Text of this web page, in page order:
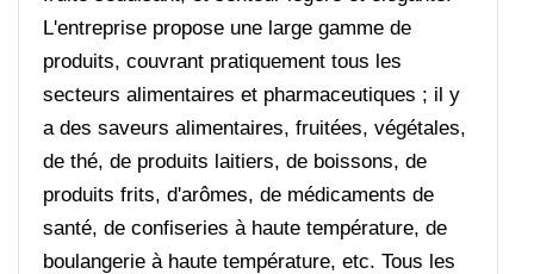
L'entreprise propose une large gamme de
produits, couvrant pratiquement tous les
secteurs alimentaires et pharmaceutiques ; il y
a des saveurs alimentaires, fruitées, végétales,
de thé, de produits laitiers, de boissons, de
produits frits, d'arômes, de médicaments de
santé, de confiseries à haute température, de
boulangerie à haute température, etc. Tous les